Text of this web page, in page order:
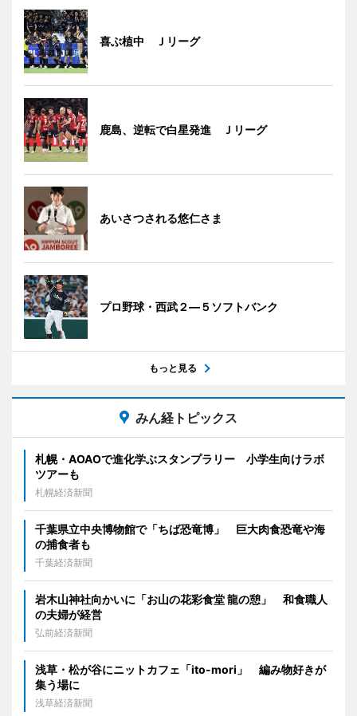
喜ぶ植中 Ｊリーグ
鹿島、逆転で白星発進 Ｊリーグ
あいさつされる悠仁さま
プロ野球・西武２―５ソフトバンク
もっと見る
みん経トピックス
札幌・AOAOで進化学ぶスタンプラリー 小学生向けラボ
ツアーも
札幌経済新聞
千葉県立中央博物館で「ちば恐竜博」 巨大肉食恐竜や海
の捕食者も
千葉経済新聞
岩木山神社向かいに「お山の花彩食堂 龍の憩」 和食職人
の夫婦が経営
弘前経済新聞
浅草・松が谷にニットカフェ「ito-mori」 編み物好きが
集う場に
浅草経済新聞